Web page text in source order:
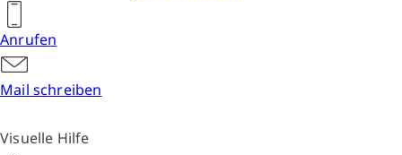
Anrufen
Mail schreiben
Visuelle Hilfe